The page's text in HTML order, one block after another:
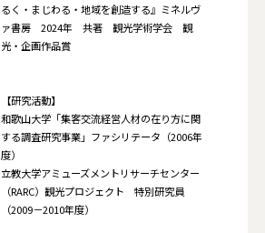
るく・まじわる・地域を創造する』ミネルヴ
ァ書房 2024年 共著 観光学術学会 観
光・企画作品賞
【研究活動】
和歌山大学「集客交流経営人材の在り方に関
する調査研究事業」ファシリテータ（2006年
度）
立教大学アミューズメントリサーチセンター
（RARC）観光プロジェクト 特別研究員
（2009－2010年度）